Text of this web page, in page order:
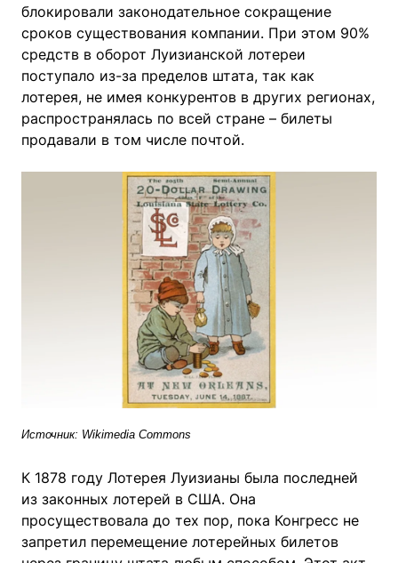
блокировали законодательное сокращение
сроков существования компании. При этом 90%
средств в оборот Луизианской лотереи
поступало из-за пределов штата, так как
лотерея, не имея конкурентов в других регионах,
распространялась по всей стране – билеты
продавали в том числе почтой.
Источник: Wikimedia Commons
К 1878 году Лотерея Луизианы была последней
из законных лотерей в США. Она
просуществовала до тех пор, пока Конгресс не
запретил перемещение лотерейных билетов